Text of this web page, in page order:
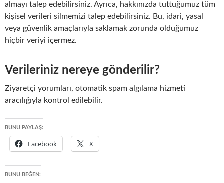
almayı talep edebilirsiniz. Ayrıca, hakkınızda tuttuğumuz tüm
kişisel verileri silmemizi talep edebilirsiniz. Bu, idari, yasal
veya güvenlik amaçlarıyla saklamak zorunda olduğumuz
hiçbir veriyi içermez.
Verileriniz nereye gönderilir?
Ziyaretçi yorumları, otomatik spam algılama hizmeti
aracılığıyla kontrol edilebilir.
BUNU PAYLAŞ:
Facebook X
BUNU BEĞEN: